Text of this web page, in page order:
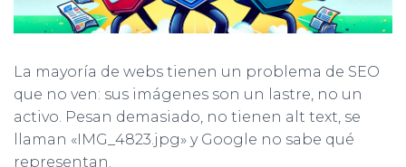
La mayoría de webs tienen un problema de SEO
que no ven: sus imágenes son un lastre, no un
activo. Pesan demasiado, no tienen alt text, se
llaman «IMG_4823.jpg» y Google no sabe qué
representan.